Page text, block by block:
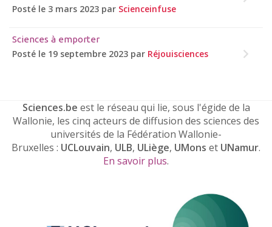
Posté le 3 mars 2023 par Scienceinfuse
Sciences à emporter
Posté le 19 septembre 2023 par Réjouisciences
Sciences.be est le réseau qui lie, sous l'égide de la
Wallonie, les cinq acteurs de diffusion des sciences des
universités de la Fédération Wallonie-
Bruxelles : UCLouvain, ULB, ULiège, UMons et UNamur.
En savoir plus.